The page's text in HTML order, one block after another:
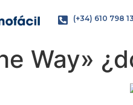
(+34) 610 798
Way»